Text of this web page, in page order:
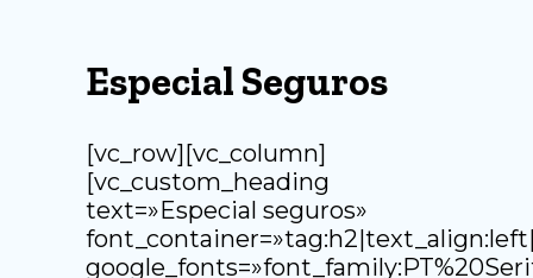
Especial Seguros
[vc_row][vc_column]
[vc_custom_heading
text=»Especial seguros»